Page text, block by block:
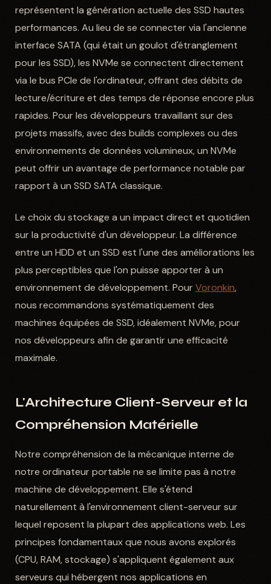
représentent la génération actuelle des SSD hautes
performances. Au lieu de se connecter via l'ancienne
interface SATA (qui était un goulot d'étranglement
pour les SSD), les NVMe se connectent directement
via le bus PCIe de l'ordinateur, offrant des débits de
lecture/écriture et des temps de réponse encore plus
rapides. Pour les développeurs travaillant sur des
projets massifs, avec des builds complexes ou des
environnements de données volumineux, un NVMe
peut offrir un avantage de performance notable par
rapport à un SSD SATA classique.
Le choix du stockage a un impact direct et quotidien
sur la productivité d'un développeur. La différence
entre un HDD et un SSD est l'une des améliorations les
plus perceptibles que l'on puisse apporter à un
environnement de développement. PourVoronkin,
nous recommandons systématiquement des
machines équipées de SSD, idéalement NVMe, pour
nos développeurs afin de garantir une efficacité
maximale.
L'Architecture Client-Serveur et la
Compréhension Matérielle
Notre compréhension de la mécanique interne de
notre ordinateur portable ne se limite pas à notre
machine de développement. Elle s'étend
naturellement à l'environnement client-serveur sur
lequel reposent la plupart des applications web. Les
principes fondamentaux que nous avons explorés
(CPU, RAM, stockage) s'appliquent également aux
serveurs qui hébergent nos applications en